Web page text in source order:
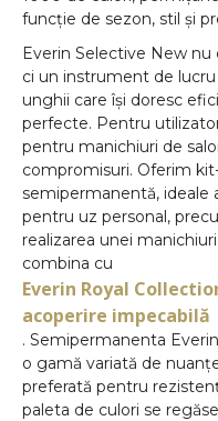
funcție de sezon, stil și
Everin Selective New
ci un instrument de
unghii care își doresc
perfecte. Pentru
pentru manichiuri de
compromisuri. Oferim
semipermanentă, ideale
pentru uz personal,
realizarea unei
combina cu
Everin Royal
acoperire impecabilă
. Semipermanenta
o gamă variată de
preferată pentru
paleta de culori se